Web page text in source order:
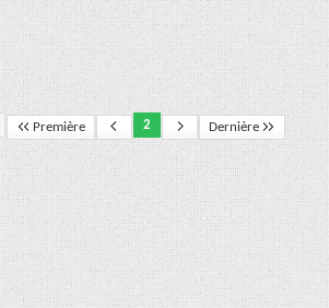
Première 2 Dernière